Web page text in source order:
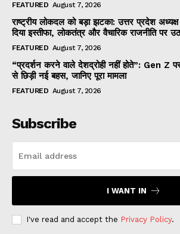
FEATURED August 7, 2026
राष्ट्रीय लोकदल को बड़ा झटका: उत्तर प्रदेश अध्यक्ष
दिया इस्तीफा, लोकतंत्र और वैचारिक राजनीति पर
FEATURED August 7, 2026
“प्रदर्शन करने वाले देशद्रोही नहीं होते”: Gen Z
से छिड़ी नई बहस, जानिए पूरा मामला
FEATURED August 7, 2026
Subscribe
I WANT IN
I've read and accept the Privacy Policy.